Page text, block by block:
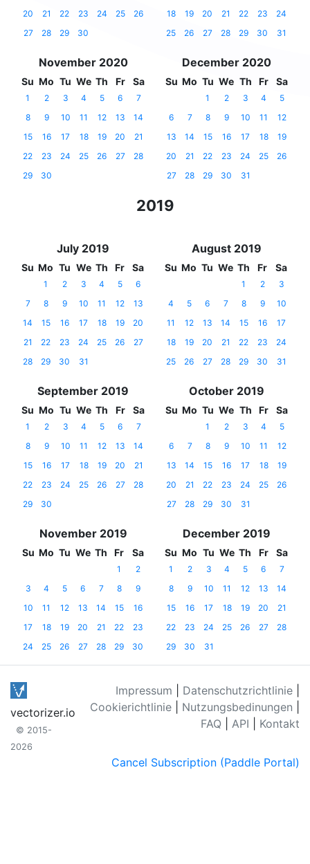
20
21 22 23 24 25
26
27
28 29 30
18
19 20 21 22 23
24
25
26 27 28 29 30 31
November 2020
Su Mo Tu We Th Fr Sa
1 2 3 4 5 6
7
8
9 10 11 12 13
14
15
16 17 18 19 20
21
22
23 24 25 26 27
28
29
30
December 2020
Su Mo Tu We Th Fr Sa
1 2 3 4
5
6
7 8 9 10 11
12
13
14 15 16 17 18
19
20
21 22 23 24 25
26
27
28 29 30 31
2019
July 2019
Su Mo Tu We Th Fr Sa
1 2 3 4 5
6
7
8 9 10 11 12
13
14
15 16 17 18 19
20
21
22 23 24 25 26
27
28
29 30 31
August 2019
Su Mo Tu We Th Fr Sa
1 2
3
4
5 6 7 8 9
10
11
12 13 14 15 16
17
18
19 20 21 22 23
24
25
26 27 28 29 30 31
September 2019
Su Mo Tu We Th Fr Sa
1 2 3 4 5 6
7
8
9 10 11 12 13
14
15
16 17 18 19 20
21
22
23 24 25 26 27
28
29
30
October 2019
Su Mo Tu We Th Fr Sa
1 2 3 4
5
6
7 8 9 10 11
12
13
14 15 16 17 18
19
20
21 22 23 24 25
26
27
28 29 30 31
November 2019
Su Mo Tu We Th Fr Sa
1
2
3
4 5 6 7 8
9
10
11 12 13 14 15
16
17
18 19 20 21 22
23
24
25 26 27 28 29 30
December 2019
Su Mo Tu We Th Fr Sa
1 2 3 4 5 6
7
8
9 10 11 12 13
14
15
16 17 18 19 20
21
22
23 24 25 26 27
28
29
30 31
vectorizer.io
© 2015-
2026
Impressum Datenschutzrichtlinie
Cookierichtlinie
Nutzungsbedinungen
FAQ
API Kontakt
Cancel Subscription (Paddle Portal)